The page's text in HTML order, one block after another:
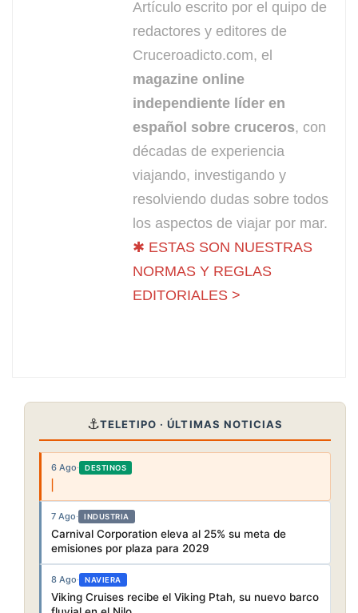
Artículo escrito por el quipo de
redactores y editores de
Cruceroadicto.com, el
magazine online
independiente líder en
español sobre cruceros, con
décadas de experiencia
viajando, investigando y
resolviendo dudas sobre todos
los aspectos de viajar por mar.
✱ ESTAS SON NUESTRAS
NORMAS Y REGLAS
EDITORIALES >
⚓TELETIPO · ÚLTIMAS NOTICIAS
6 Ago· DESTINOS
7 Ago· INDUSTRIA
Carnival Corporation eleva al 25% su meta de
emisiones por plaza para 2029
8 Ago· NAVIERA
Viking Cruises recibe el Viking Ptah, su nuevo barco